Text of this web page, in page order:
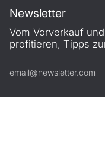
Newsletter
Vom Vorverkauf
profitieren, Tipps